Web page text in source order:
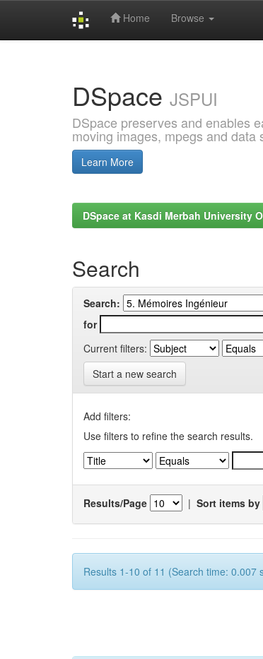
Home Browse
DSpace JSPUI
DSpace preserves and enables
moving images, mpegs and data
Learn More
DSpace at Kasdi Merbah University
Search
Search:
for
Current filters:
Start a new search
Add filters:
Use filters to refine the search results.
Results/Page | Sort items by
Results 1-10 of 11 (Search time: 0.007